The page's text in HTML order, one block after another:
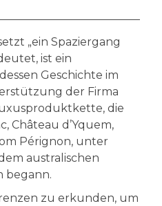
„ein Spaziergang
ist ein
Geschichte im
der Firma
die
Château d’Yquem,
Pérignon, unter
australischen
begann.
zu erkunden, um